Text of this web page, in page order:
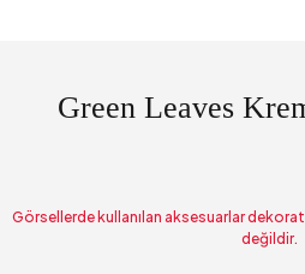
Green Leaves
Görsellerde kullanılan aksesuarlar
değildir.